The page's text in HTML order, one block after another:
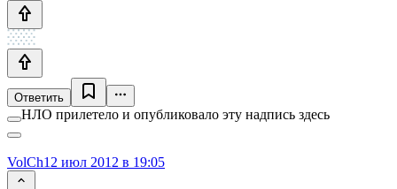
Ответить
НЛО прилетело и опубликовало эту надпись здесь
VolCh12 июл 2012 в 19:05